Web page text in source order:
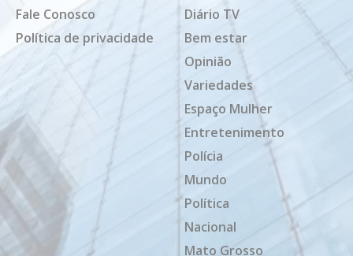
Fale Conosco
Política de privacidade
Diário TV
Bem estar
Opinião
Variedades
Espaço Mulher
Entretenimento
Polícia
Mundo
Política
Nacional
Mato Grosso